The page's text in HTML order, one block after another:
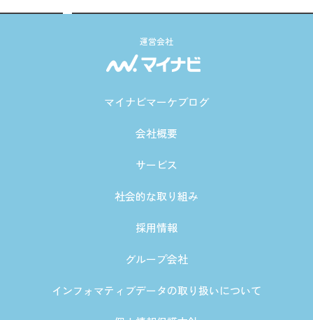
運営会社
マイナビマーケブログ
会社概要
サービス
社会的な取り組み
採用情報
グループ会社
インフォマティブデータの取り扱いについて